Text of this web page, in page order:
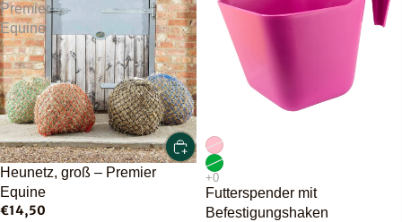
Premier
Equine
Heunetz, groß – Premier
Equine
€14,50
Ausverkauft
Futterspender mit
Befestigungshaken